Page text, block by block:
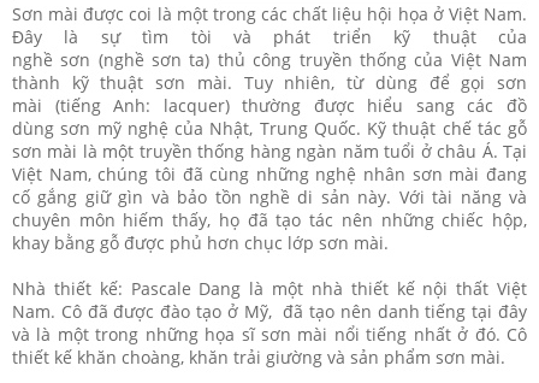
Sơn mài được coi là một trong các chất liệu hội họa ở Việt Nam.
Đây là sự tìm tòi và phát triển kỹ thuật của
nghề sơn (nghề sơn ta) thủ công truyền thống của Việt Nam
thành kỹ thuật sơn mài. Tuy nhiên, từ dùng để gọi sơn
mài (tiếng Anh: lacquer) thường được hiểu sang các đồ
dùng sơn mỹ nghệ của Nhật, Trung Quốc. Kỹ thuật chế tác gỗ
sơn mài là một truyền thống hàng ngàn năm tuổi ở châu Á. Tại
Việt Nam, chúng tôi đã cùng những nghệ nhân sơn mài đang
cố gắng giữ gìn và bảo tồn nghề di sản này. Với tài năng và
chuyên môn hiếm thấy, họ đã tạo tác nên những chiếc hộp,
khay bằng gỗ được phủ hơn chục lớp sơn mài.
Nhà thiết kế: Pascale Dang là một nhà thiết kế nội thất Việt
Nam. Cô đã được đào tạo ở Mỹ, đã tạo nên danh tiếng tại đây
và là một trong những họa sĩ sơn mài nổi tiếng nhất ở đó. Cô
thiết kế khăn choàng, khăn trải giường và sản phẩm sơn mài.